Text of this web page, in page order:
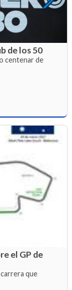
de los 50
centenar de
el GP de
que